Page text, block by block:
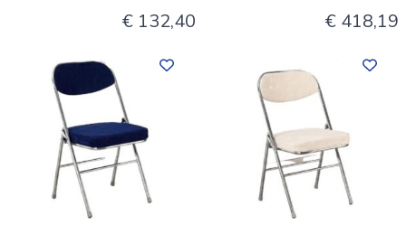
€ 132,40 € 418,19